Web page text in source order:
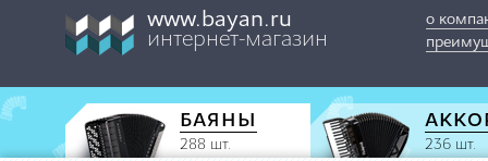
www.bayan.ru
интернет-магазин
о
БАЯНЫ
288 шт. 236 шт.